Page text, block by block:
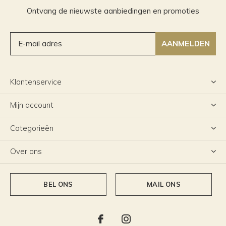
Ontvang de nieuwste aanbiedingen en promoties
AANMELDEN
Klantenservice
Mijn account
Categorieën
Over ons
BEL ONS MAIL ONS